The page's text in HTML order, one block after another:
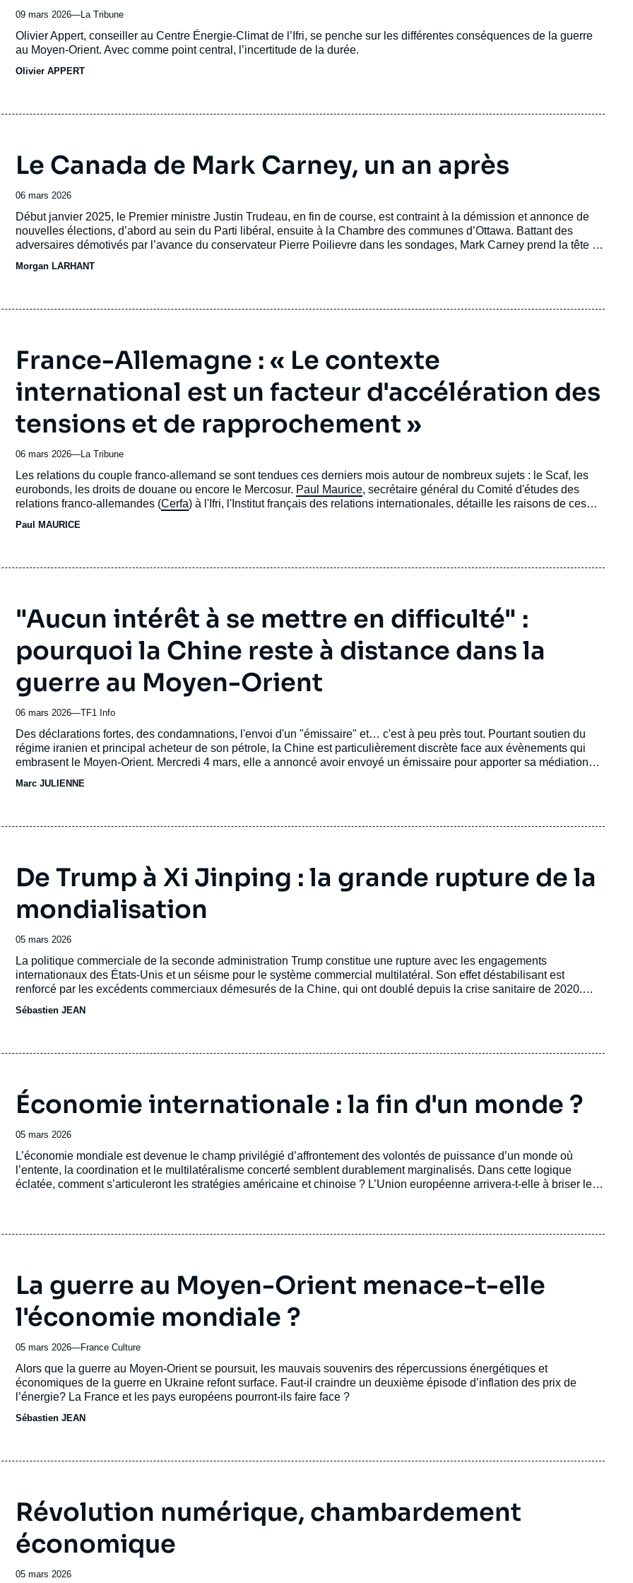
09 mars 2026—Nom
journal,
revue
ou
La Tribune
Accroche
Olivier Appert, conseiller au Centre Énergie-Climat de l’Ifri, se penche sur les différentes conséquences de la guerre
au Moyen-Orient. Avec comme point central, l’incertitude de la durée.
Olivier APPERT
Le Canada de Mark Carney, un an après
Date
de
publication
06 mars 2026
Accroche
Début janvier 2025, le Premier ministre Justin Trudeau, en fin de course, est contraint à la démission et annonce de
nouvelles élections, d’abord au sein du Parti libéral, ensuite à la Chambre des communes d’Ottawa. Battant des
adversaires démotivés par l’avance du conservateur Pierre Poilievre dans les sondages, Mark Carney prend la tête du
électeurs canadiens contre Pierre Poilievre, associé dans leur esprit à Donald Trump et aux propos prédateurs que
Morgan LARHANT
France-Allemagne : « Le contexte
international est un facteur d'accélération des
tensions et de rapprochement »
06 mars 2026—Nom
du
journal,
revue
ou
La Tribune
Accroche
Les relations du couple franco-allemand se sont tendues ces derniers mois autour de nombreux sujets : le Scaf, les
eurobonds, les droits de douane ou encore le Mercosur. Paul Maurice, secrétaire général du Comité d'études des
relations franco-allemandes (Cerfa) à l'Ifri, l'Institut français des relations internationales, détaille les raisons de ces
Paul MAURICE
"Aucun intérêt à se mettre en difficulté" :
pourquoi la Chine reste à distance dans la
guerre au Moyen-Orient
06 mars 2026—Nom
du
journal,
revue
ou
émission
TF1 Info
Accroche
Des déclarations fortes, des condamnations, l'envoi d'un "émissaire" et… c'est à peu près tout. Pourtant soutien du
régime iranien et principal acheteur de son pétrole, la Chine est particulièrement discrète face aux évènements qui
embrasent le Moyen-Orient. Mercredi 4 mars, elle a annoncé avoir envoyé un émissaire pour apporter sa médiation
s'impliquer beaucoup plus dans le dossier. Pourquoi ?
Marc JULIENNE
De Trump à Xi Jinping : la grande rupture de la
mondialisation
Date
de
publication
05 mars 2026
Accroche
La politique commerciale de la seconde administration Trump constitue une rupture avec les engagements
internationaux des États-Unis et un séisme pour le système commercial multilatéral. Son effet déstabilisant est
renforcé par les excédents commerciaux démesurés de la Chine, qui ont doublé depuis la crise sanitaire de 2020.
Nous entrons dans une nouvelle ère marquée par une érosion des normes au profit de logiques transactionnelles.
Pour l'Europe, le défi est de taille.
Sébastien JEAN
Économie internationale : la fin d'un monde ?
Date
de
publication
05 mars 2026
Accroche
L’économie mondiale est devenue le champ privilégié d’affrontement des volontés de puissance d’un monde où
l’entente, la coordination et le multilatéralisme concerté semblent durablement marginalisés. Dans cette logique
éclatée, comment s’articuleront les stratégies américaine et chinoise ? L’Union européenne arrivera-t-elle à briser le
La guerre au Moyen-Orient menace-t-elle
l'économie mondiale ?
05 mars 2026—Nom
journal,
revue
ou
émission
France Culture
Accroche
Alors que la guerre au Moyen-Orient se poursuit, les mauvais souvenirs des répercussions énergétiques et
économiques de la guerre en Ukraine refont surface. Faut-il craindre un deuxième épisode d’inflation des prix de
l’énergie? La France et les pays européens pourront-ils faire face ?
Sébastien JEAN
Révolution numérique, chambardement
économique
Date
05 mars 2026